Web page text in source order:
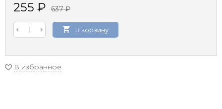
255 ₽ 637₽
В корзину
В избранное